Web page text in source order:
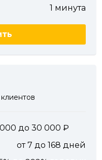
1 минута
000 до 30 000
от 7 до 168 дней